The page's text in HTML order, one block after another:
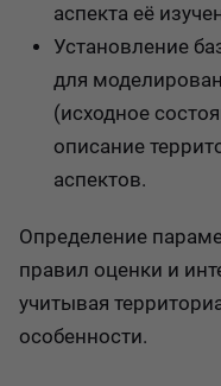
аспекта её
Установление
для
(исходное
описание
аспектов.
Определение
правил оценки и
учитывая
особенности.